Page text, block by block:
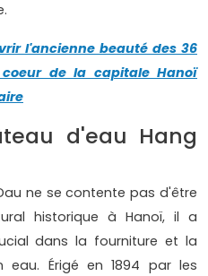
l'ancienne beauté des 36
de la capitale Hanoï
d'eau Hang
ne se contente pas d'être
historique à Hanoï, il a
dans la fourniture et la
eau. Érigé en 1894 par les